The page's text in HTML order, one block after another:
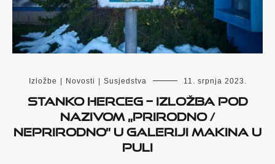
Izložbe Novosti Susjedstva 11. srpnja 2023.
Stanko Herceg – izložba pod
nazivom „Prirodno /
neprirodno” u Galeriji Makina u
Puli